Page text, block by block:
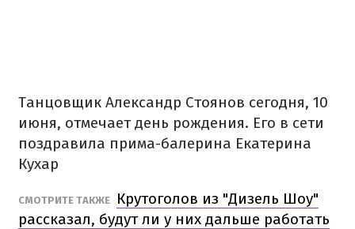
Танцовщик Александр Стоянов сегодня, 10
июня, отмечает день рождения. Его в сети
поздравила прима-балерина Екатерина
Кухар
СМОТРИТЕ ТАКЖЕ
Крутоголов из "Дизель Шоу"
рассказал, будут ли у них дальше работать